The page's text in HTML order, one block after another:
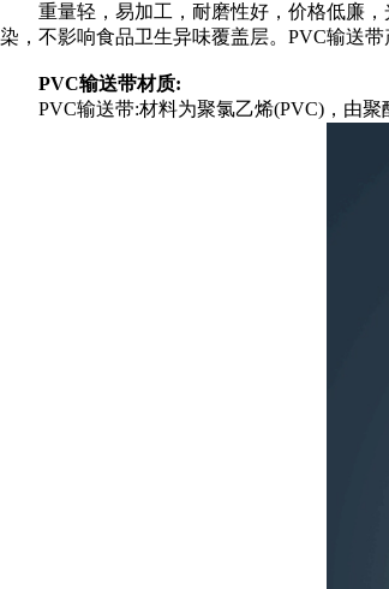
重量轻，易加工，耐磨性好，价格低廉，
染，不影响食品卫生异味覆盖层。PVC输送
PVC输送带材质:
PVC输送带:材料为聚氯乙烯(PVC)，由聚